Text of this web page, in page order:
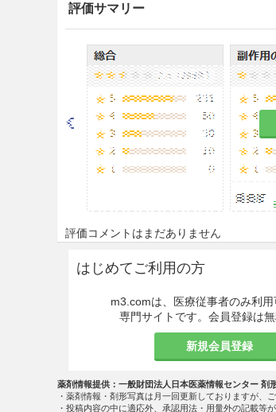
副作用があら
9.1.2 著しく胃
食欲不振、胃
9.1.3 食欲不振
これらの症状
9.1.4 発汗傾向
発汗過多、全
9.1.5 狭心症、
患者
当該疾患及び
9.1.6 重症高血
当該疾患及び
評価サマリー
評価コメントはまだありません
はじめてご利用の方
m3.comは、医療従事者のみ利
専門サイトです。会員登録は無
新規会員登録
薬剤情報提供：一般財団法人日本医薬情報センター 剤
・薬剤情報・剤形写真は月一回更新しておりますが、
・投稿内容の中に適応外、承認用法・用量外の記載等